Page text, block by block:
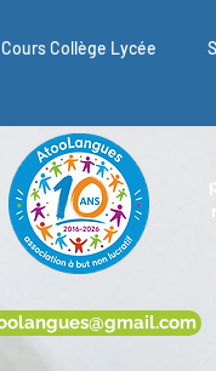
Cours Collège Lycée